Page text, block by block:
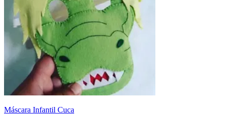
Máscara Infantil Cuca